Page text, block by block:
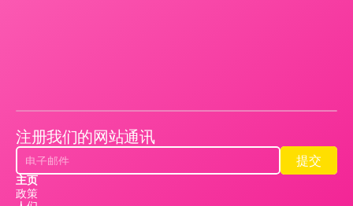
注册我们的网站通讯
提交
提交
主页
政策